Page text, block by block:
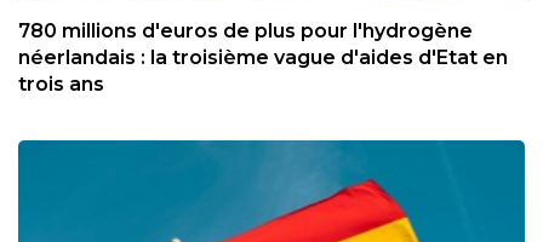
780 millions d'euros de plus pour l'hydrogène
néerlandais : la troisième vague d'aides d'Etat en
trois ans